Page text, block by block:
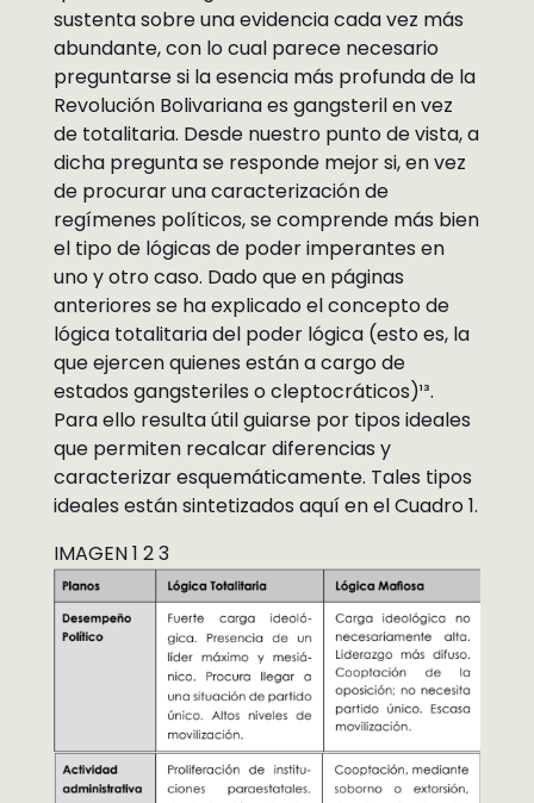
sustenta sobre una evidencia cada vez más
abundante, con lo cual parece necesario
preguntarse si la esencia más profunda de la
Revolución Bolivariana es gangsteril en vez
de totalitaria. Desde nuestro punto de vista, a
dicha pregunta se responde mejor si, en vez
de procurar una caracterización de
regímenes políticos, se comprende más bien
el tipo de lógicas de poder imperantes en
uno y otro caso. Dado que en páginas
anteriores se ha explicado el concepto de
lógica totalitaria del poder lógica (esto es, la
que ejercen quienes están a cargo de
estados gangsteriles o cleptocráticos)¹³.
Para ello resulta útil guiarse por tipos ideales
que permiten recalcar diferencias y
caracterizar esquemáticamente. Tales tipos
ideales están sintetizados aquí en el Cuadro 1.
IMAGEN 1 2 3